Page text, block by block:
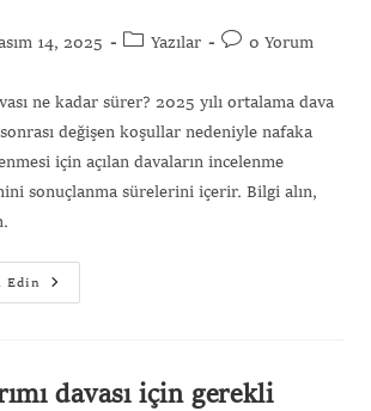
14, 2025 Yazılar 0 Yorum
ne kadar sürer? 2025 yılı ortalama dava
değişen koşullar nedeniyle nafaka
için açılan davaların incelenme
sonuçlanma sürelerini içerir. Bilgi alın,
Edin
davası için gerekli